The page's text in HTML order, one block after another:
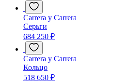
Carrera y Carrera
Серьги
684 250 ₽
Carrera y Carrera
Кольцо
518 650 ₽